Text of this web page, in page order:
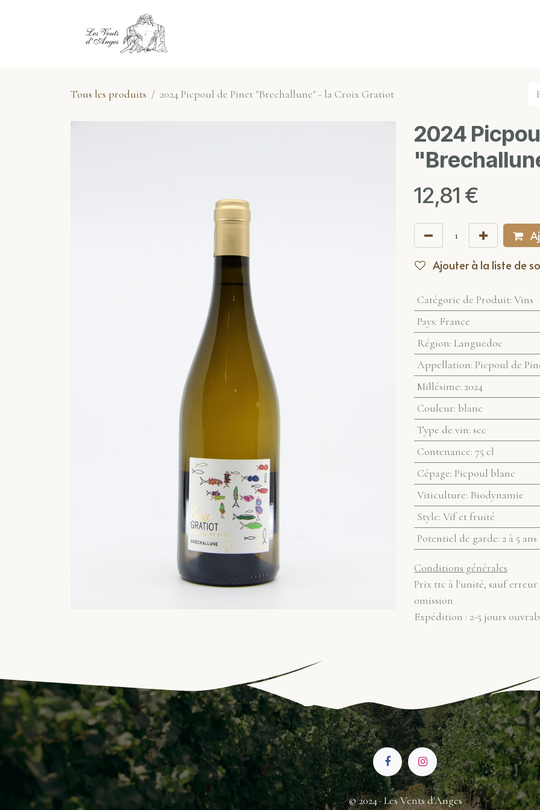
Tous les produits 2024 Picpoul de Pinet "Brechallune" - la Croix Gratiot
2024
12,81 €
Ajouter à la liste de
Catégorie de Produit: Vins
Pays: France
Région: Languedoc
Appellation: Picpoul de
Millésime: 2024
Couleur: blanc
Type de vin: sec
Contenance: 75 cl
Cépage: Picpoul blanc
Viticulture: Biodynamie
Style: Vif et fruité
Potentiel de garde: 2 à 5 ans
Conditions générales
Prix ttc à l'unité, sauf erreur
omission
Expédition : 2-5 jours
© 2024 · Les Vents d'Anges